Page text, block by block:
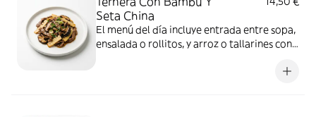
Seta China
El menú del día incluye entrada entre sopa,
ensalada o rollitos, y arroz o tallarines con